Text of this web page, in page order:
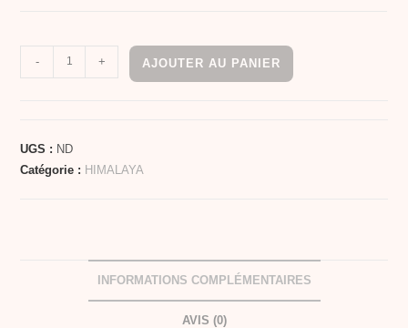
- + AJOUTER AU PANIER
UGS : ND
Catégorie : HIMALAYA
INFORMATIONS COMPLÉMENTAIRES
AVIS (0)